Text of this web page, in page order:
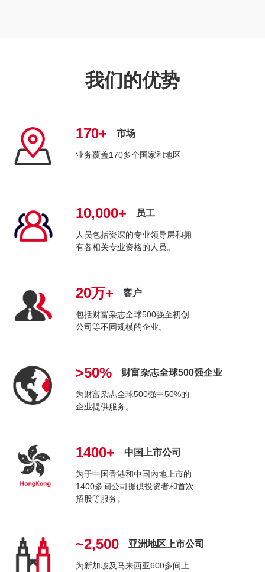
我们的优势
170+ 市场
业务覆盖170多个国家和地区
10,000+ 员工
人员包括资深的专业领导层和拥
有各相关专业资格的人员。
20万+ 客户
包括财富杂志全球500强至初创
公司等不同规模的企业。
>50% 财富杂志全球500强企业
为财富杂志全球500强中50%的
企业提供服务。
1400+ 中国上市公司
为于中国香港和中国內地上市的
1400多间公司提供投资者和首次
招股等服务。
~2,500 亚洲地区上市公司
为新加坡及马来西亚600多间上